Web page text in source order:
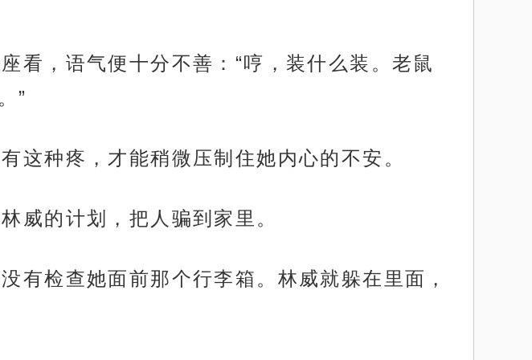
看，语气便十分不善：“哼，装什么装。老鼠
”
这种疼，才能稍微压制住她内心的不安。
威的计划，把人骗到家里。
有检查她面前那个行李箱。林威就躲在里面，